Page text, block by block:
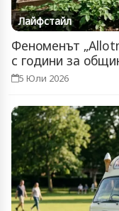
Лайфстайл
Феноменът
с години за
5 Юли 2026